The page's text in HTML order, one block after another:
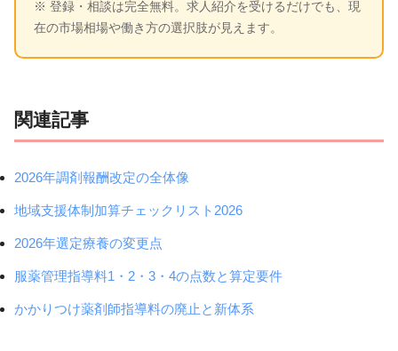
※ 登録・相談は完全無料。求人紹介を受けるだけでも、現
在の市場相場や働き方の選択肢が見えます。
関連記事
2026年調剤報酬改定の全体像
地域支援体制加算チェックリスト2026
2026年選定療養の変更点
服薬管理指導料1・2・3・4の点数と算定要件
かかりつけ薬剤師指導料の廃止と新体系